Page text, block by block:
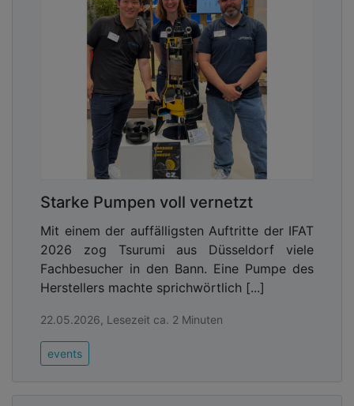
Starke Pumpen voll vernetzt
Mit einem der auffälligsten Auftritte der IFAT
2026 zog Tsurumi aus Düsseldorf viele
Fachbesucher in den Bann. Eine Pumpe des
Herstellers machte sprichwörtlich [...]
22.05.2026, Lesezeit ca. 2 Minuten
events